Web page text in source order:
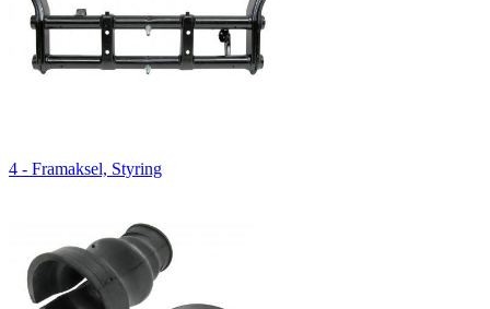
4 - Framaksel, Styring